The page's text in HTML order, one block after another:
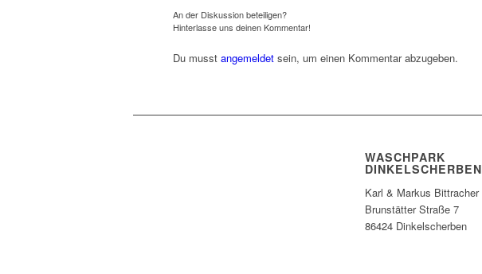
An der Diskussion beteiligen?
Hinterlasse uns deinen Kommentar!
Du musst angemeldet sein, um einen Kommentar abzugeben.
WASCHPARK
DINKELSCHERBEN
Karl & Markus Bittracher
Brunstätter Straße 7
86424 Dinkelscherben